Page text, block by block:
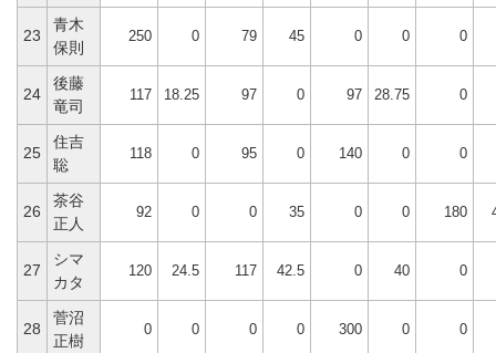
23
青木
保則
250 0 79 45 0 0 0
24
後藤
竜司
117 18.25 97 0 97 28.75 0
25
住吉
聡
118 0 95 0 140 0 0
26
茶谷
正人
92 0 0 35 0 0 180
27
シマ
カタ
120 24.5 117 42.5 0 40 0
28
菅沼
正樹
0 0 0 0 300 0 0